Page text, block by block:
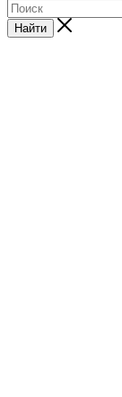
Найти